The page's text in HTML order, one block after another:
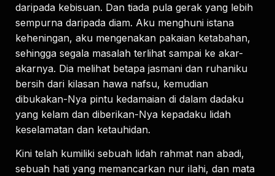
daripada kebisuan. Dan tiada pula gerak yang lebih
sempurna daripada diam. Aku menghuni istana
keheningan, aku mengenakan pakaian ketabahan,
sehingga segala masalah terlihat sampai ke akar-
akarnya. Dia melihat betapa jasmani dan ruhaniku
bersih dari kilasan hawa nafsu, kemudian
dibukakan-Nya pintu kedamaian di dalam dadaku
yang kelam dan diberikan-Nya kepadaku lidah
keselamatan dan ketauhidan.
Kini telah kumiliki sebuah lidah rahmat nan abadi,
sebuah hati yang memancarkan nur ilahi, dan mata